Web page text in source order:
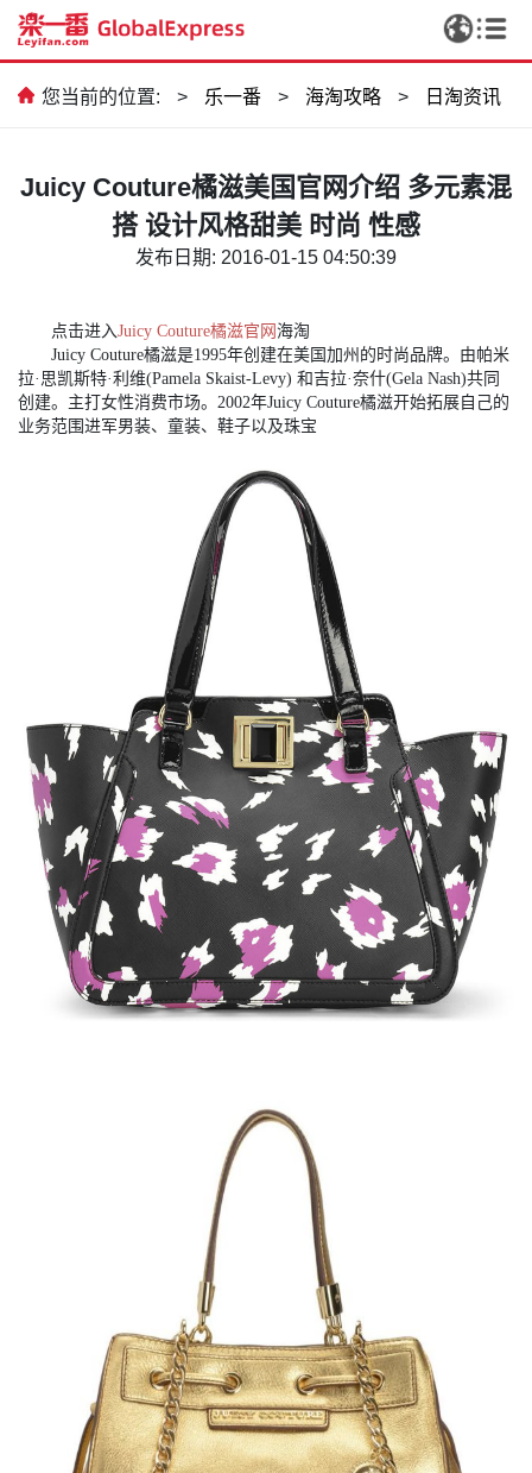
您当前的位置: > 乐一番 > 海淘攻略 > 日淘资讯
Juicy Couture橘滋美国官网介绍 多元素混
搭 设计风格甜美 时尚 性感
发布日期: 2016-01-15 04:50:39
点击进入Juicy Couture橘滋官网 海淘
Juicy Couture橘滋是1995年创建在美国加州的时尚品牌。由帕米
拉·思凯斯特·利维(Pamela Skaist-Levy) 和吉拉·奈什(Gela Nash)共同
创建。主打女性消费市场。2002年Juicy Couture橘滋开始拓展自己的
业务范围进军男装、童装、鞋子以及珠宝